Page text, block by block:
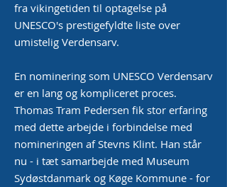
fra vikingetiden til optagelse på
UNESCO's prestigefyldte liste over
umistelig Verdensarv.
En nominering som UNESCO Verdensarv
er en lang og kompliceret proces.
Thomas Tram Pedersen fik stor erfaring
med dette arbejde i forbindelse med
nomineringen af Stevns Klint. Han står
nu - i tæt samarbejde med Museum
Sydøstdanmark og Køge Kommune - for